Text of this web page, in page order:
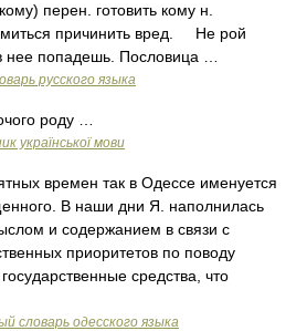
перен. готовить кому н.
причинить вред. Не рой
нее попадешь. Пословица …
русского языка
роду …
української мови
времен так в Одессе именуется
В наши дни Я. наполнилась
и содержанием в связи с
приоритетов по поводу
средства, что
словарь одесского языка